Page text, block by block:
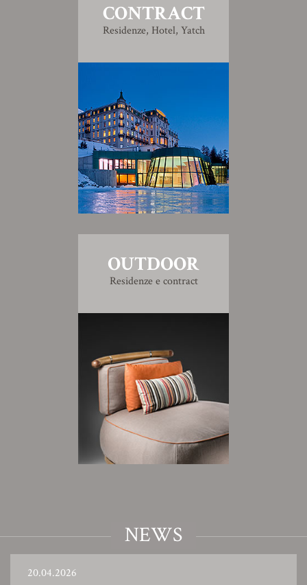
CONTRACT
Residenze, Hotel, Yatch
OUTDOOR
Residenze e contract
NEWS
20.04.2026